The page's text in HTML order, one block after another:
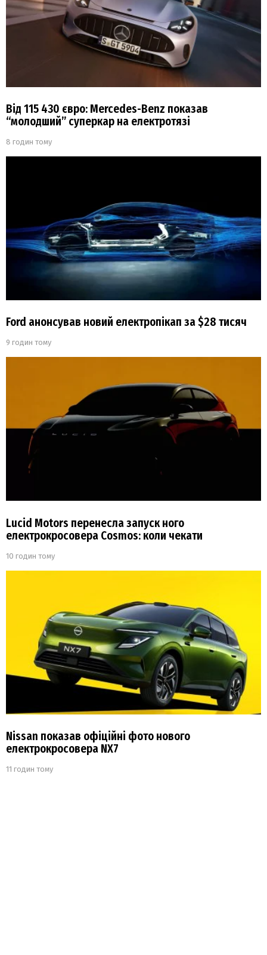
Від 115 430 євро: Mercedes-Benz показав
“молодший” суперкар на електротязі
8 годин тому
Ford анонсував новий електропікап за $28 тисяч
9 годин тому
Lucid Motors перенесла запуск ного
електрокросовера Cosmos: коли чекати
10 годин тому
Nissan показав офіційні фото нового
електрокросовера NX7
11 годин тому